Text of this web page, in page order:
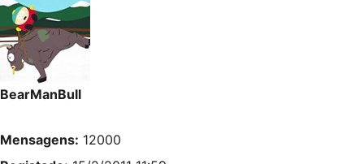
BearManBull
Mensagens: 12000